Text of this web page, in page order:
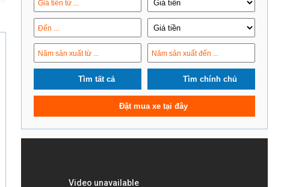
Tìm tất cả Tìm chính chủ
Đặt mua xe tại đây